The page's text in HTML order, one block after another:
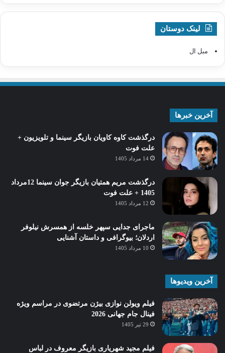
لینک دوستان
مبل ال
آخرین خبرها
درگذشت کاوه کاویان بازیگر سینما و تلویزیون +
علت فوت
14 مرداد 1405
درگذشت مریم همتیان بازیگر جوان سینما 12مرداد
1405 + علت فوت
12 مرداد 1405
ماجرای جدایی سپهر خلسه از همسرش نیلوفر
اردلان؛ بیوگرافی و داستان آشنایی
10 مرداد 1405
آخرین ویدیوها
فیلم ویولن نوازی بیژن مرتضوی در مراسم ویژه
فینال جام جهانی 2026
29 تیر 1405
فیلم مجید شهریاری بازیگر معروف در لباس